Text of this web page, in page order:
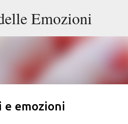
Emozioni
e emozioni